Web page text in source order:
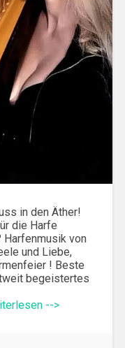
in den Äther!
die Harfe
Harfenmusik von
und Liebe,
! Beste
begeistertes
-->